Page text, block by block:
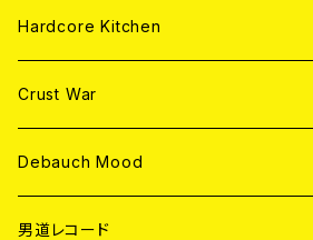
Hardcore Kitchen
Crust War
Debauch Mood
男道レコード